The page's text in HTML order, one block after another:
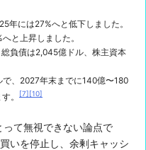
年には27%へと低下しました。
と上昇しました。
負債は2,045億ドル、株主資本
、2027年末までに140億〜180
。
[7][10]
て無視できない論点で
いを停止し、余剰キャッシ